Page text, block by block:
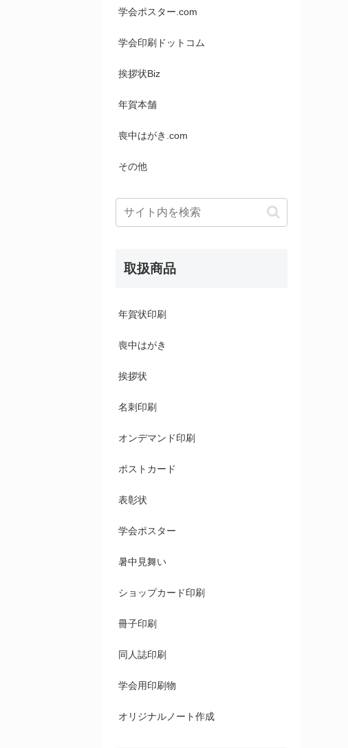
学会ポスター.com
学会印刷ドットコム
挨拶状Biz
年賀本舗
喪中はがき.com
その他
取扱商品
年賀状印刷
喪中はがき
挨拶状
名刺印刷
オンデマンド印刷
ポストカード
表彰状
学会ポスター
暑中見舞い
ショップカード印刷
冊子印刷
同人誌印刷
学会用印刷物
オリジナルノート作成